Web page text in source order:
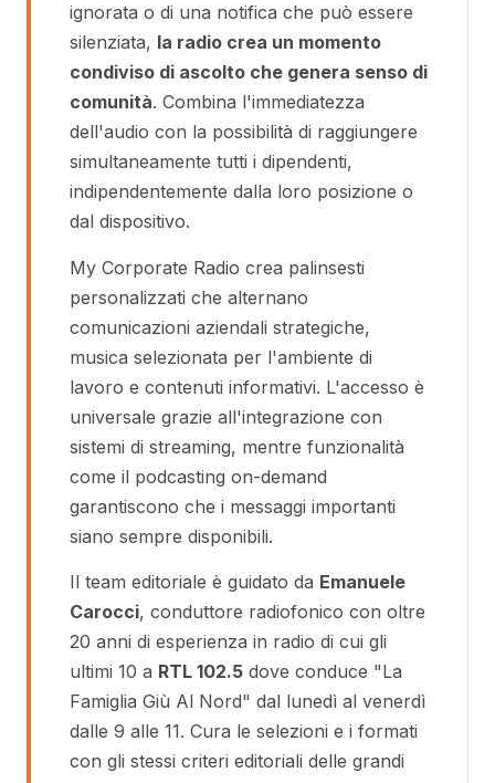
ignorata o di una notifica che può essere
silenziata, la radio crea un momento
condiviso di ascolto che genera senso di
comunità. Combina l'immediatezza
dell'audio con la possibilità di raggiungere
simultaneamente tutti i dipendenti,
indipendentemente dalla loro posizione o
dal dispositivo.
My Corporate Radio crea palinsesti
personalizzati che alternano
comunicazioni aziendali strategiche,
musica selezionata per l'ambiente di
lavoro e contenuti informativi. L'accesso è
universale grazie all'integrazione con
sistemi di streaming, mentre funzionalità
come il podcasting on-demand
garantiscono che i messaggi importanti
siano sempre disponibili.
Il team editoriale è guidato da Emanuele
Carocci, conduttore radiofonico con oltre
20 anni di esperienza in radio di cui gli
ultimi 10 a RTL 102.5 dove conduce "La
Famiglia Giù Al Nord" dal lunedì al venerdì
dalle 9 alle 11. Cura le selezioni e i formati
con gli stessi criteri editoriali delle grandi